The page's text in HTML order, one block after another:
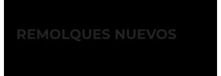
REMOLQUES NUEVOS